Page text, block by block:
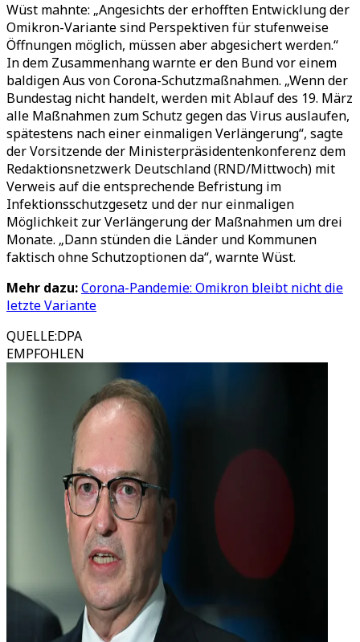
Wüst mahnte: „Angesichts der erhofften Entwicklung der
Omikron-Variante sind Perspektiven für stufenweise
Öffnungen möglich, müssen aber abgesichert werden.“
In dem Zusammenhang warnte er den Bund vor einem
baldigen Aus von Corona-Schutzmaßnahmen. „Wenn der
Bundestag nicht handelt, werden mit Ablauf des 19. März
alle Maßnahmen zum Schutz gegen das Virus auslaufen,
spätestens nach einer einmaligen Verlängerung“, sagte
der Vorsitzende der Ministerpräsidentenkonferenz dem
Redaktionsnetzwerk Deutschland (RND/Mittwoch) mit
Verweis auf die entsprechende Befristung im
Infektionsschutzgesetz und der nur einmaligen
Möglichkeit zur Verlängerung der Maßnahmen um drei
Monate. „Dann stünden die Länder und Kommunen
faktisch ohne Schutzoptionen da“, warnte Wüst.
Mehr dazu:Corona-Pandemie: Omikron bleibt nicht die
letzte Variante
QUELLE:DPA
EMPFOHLEN